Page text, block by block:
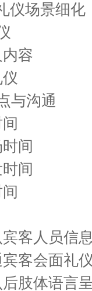
仪场景细
容
与沟通
间
间
客人员信
客会面礼
肢体语言